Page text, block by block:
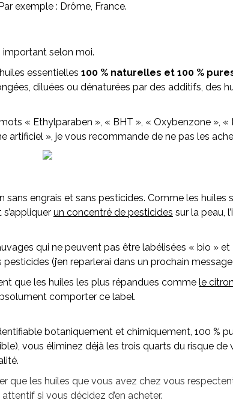
exemple : Drôme, France.
important selon moi.
essentielles 100 % naturelles et 100 %
diluées ou dénaturées par des additifs, des
« Ethylparaben », « BHT », « Oxybenzone », «
artificiel », je vous recommande de ne pas les
sans engrais et sans pesticides. Comme les huiles
un concentré de pesticides sur la peau,
qui ne peuvent pas être labélisées « bio » et
(j’en reparlerai dans un prochain
que les huiles les plus répandues comme le citron
comporter ce label.
botaniquement et chimiquement, 100 %
vous éliminez déjà les trois quarts du risque de
que les huiles que vous avez chez vous
si vous décidez d’en acheter.